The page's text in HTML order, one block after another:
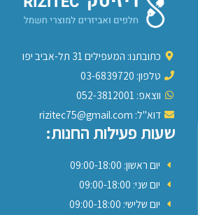
כתובתנו: המעפילים 31 תל-אביב יפו
טלפון: 03-6839720
ווצאפ: 052-3812001
דוא"ל: rizitec75@gmail.com
שעות פעילות החנות:
יום ראשון: 09:00-18:00
יום שני: 09:00-18:00
יום שלישי: 09:00-18:00